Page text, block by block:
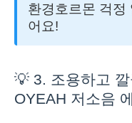
환경호르몬 걱정
어요!
💡 3. 조용하고
OYEAH 저소음